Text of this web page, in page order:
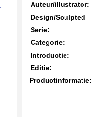
Auteur/illustrator:
Design/Sculpted
Serie:
Categorie:
Introductie:
Editie:
Productinformatie:
Glitter)